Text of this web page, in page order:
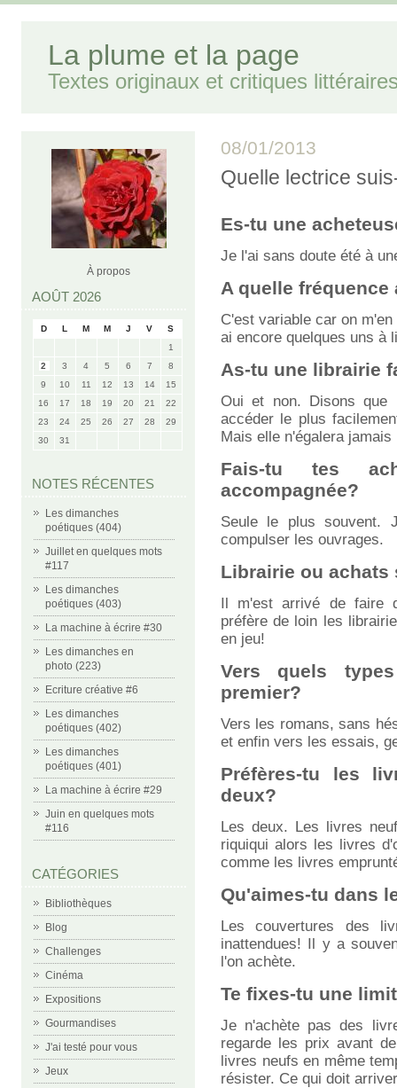
La plume et la page
Textes originaux et critiques
À propos
AOÛT 2026
D L M M J V
S
1
2
3 4 5 6 7
8
9
10 11 12 13 14
15
16
17 18 19 20 21
22
23
24 25 26 27 28
29
30
31
NOTES RÉCENTES
Les dimanches
poétiques (404)
Juillet en quelques mots
#117
Les dimanches
poétiques (403)
La machine à écrire #30
Les dimanches en
photo (223)
Ecriture créative #6
Les dimanches
poétiques (402)
Les dimanches
poétiques (401)
La machine à écrire #29
Juin en quelques mots
#116
CATÉGORIES
Bibliothèques
Blog
Challenges
Cinéma
Expositions
Gourmandises
J'ai testé pour vous
Jeux
08/01/2013
Quelle lectrice
Es-tu une
Je l'ai sans doute été à
A quelle
C'est variable car on
ai encore quelques uns à
As-tu une librairie
Oui et non. Disons
accéder le plus
Mais elle n'égalera
Fais-tu tes
accompagnée?
Seule le plus souvent.
compulser les ouvrages.
Librairie ou achats
Il m'est arrivé de faire
préfère de loin les
en jeu!
Vers quels
premier?
Vers les romans, sans
et enfin vers les essais,
Préfères-tu les
deux?
Les deux. Les livres
riquiqui alors les livres
comme les livres
Qu'aimes-tu dans
Les couvertures des
inattendues! Il y a
l'on achète.
Te fixes-tu une
Je n'achète pas des
regarde les prix avant
livres neufs en même
résister. Ce qui doit